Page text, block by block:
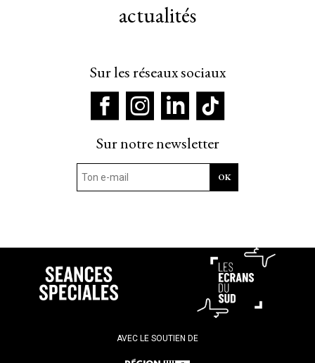
actualités
Sur les réseaux sociaux
Sur notre newsletter
AVEC LE SOUTIEN DE